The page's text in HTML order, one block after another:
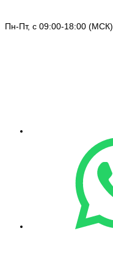
Пн-Пт, с 09:00-18:00 (МСК)